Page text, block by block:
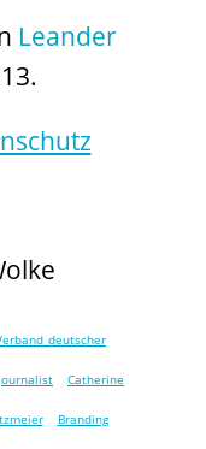
Leander
deutscher
Catherine
Branding